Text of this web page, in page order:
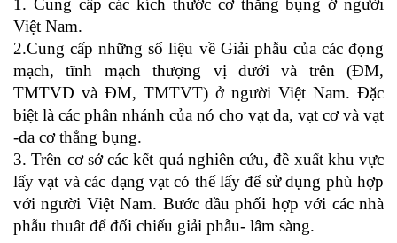
Việt Nam.
2.Cung cấp những số liệu về Giải phẫu của các đọng
mạch, tĩnh mạch thượng vị dưới và trên (ĐM,
TMTVD và ĐM, TMTVT) ở người Việt Nam. Đặc
biệt là các phân nhánh của nó cho vạt da, vạt cơ và vạt
-da cơ thẳng bụng.
3. Trên cơ sở các kết quả nghiên cứu, đề xuất khu vực
lấy vạt và các dạng vạt có thể lấy để sử dụng phù hợp
với người Việt Nam. Bước đầu phối hợp với các nhà
phẫu thuât để đối chiếu giải phẫu- lâm sàng.